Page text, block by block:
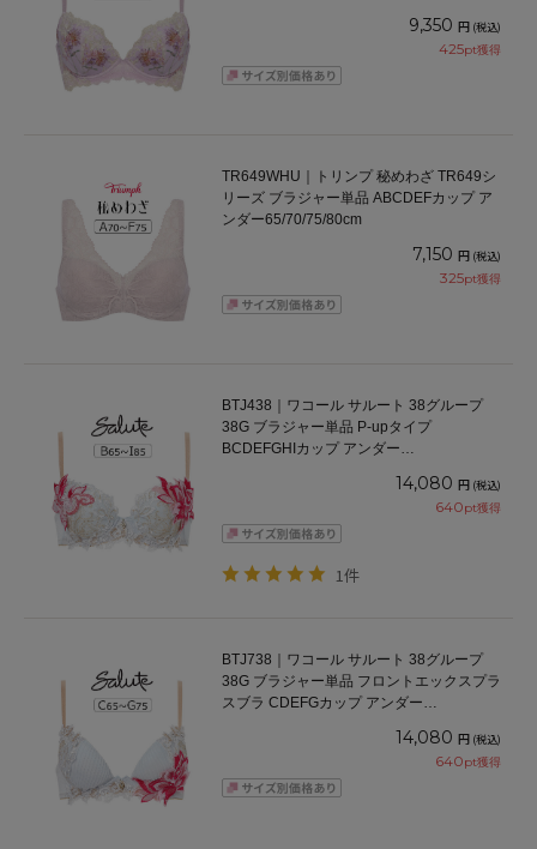
9,350 円 (税込)
425pt獲得
TR649WHU｜トリンプ 秘めわざ TR649シ
リーズ ブラジャー単品 ABCDEFカップ ア
ンダー65/70/75/80cm
7,150 円 (税込)
325pt獲得
BTJ438｜ワコール サルート 38グループ
38G ブラジャー単品 P-upタイプ
BCDEFGHIカップ アンダー
14,080 円 (税込)
640pt獲得
1件
BTJ738｜ワコール サルート 38グループ
38G ブラジャー単品 フロントエックスプラ
スブラ CDEFGカップ アンダー
14,080 円 (税込)
640pt獲得